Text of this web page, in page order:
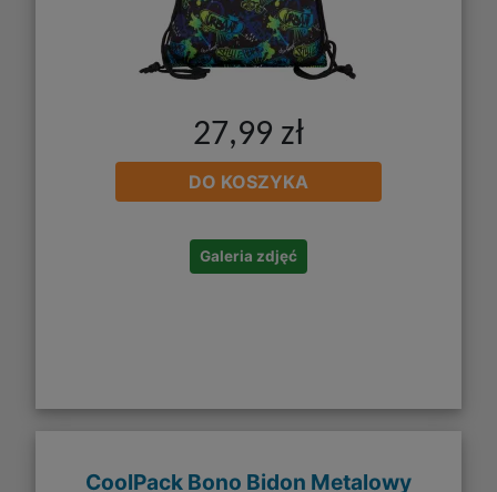
27,99 zł
DO KOSZYKA
Galeria zdjęć
CoolPack Bono Bidon Metalowy